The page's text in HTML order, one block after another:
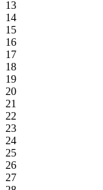
13
14
15
16
17
18
19
20
21
22
23
24
25
26
27